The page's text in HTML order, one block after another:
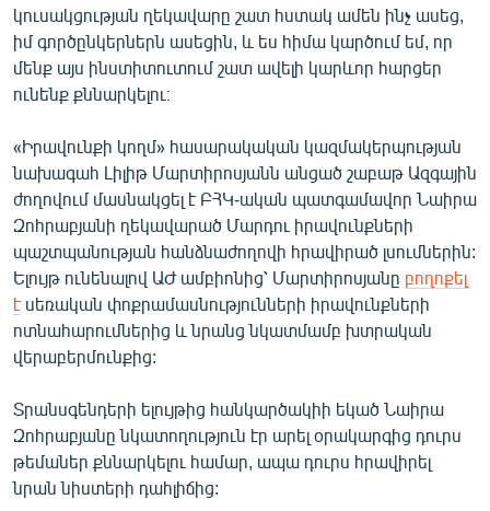
կուսակցության ղեկավարը շատ հստակ ամեն ինչ ասեց,
իմ գործընկերներն ասեցին, և ես հիմա կարծում եմ, որ
մենք այս ինստիտուտում շատ ավելի կարևոր հարցեր
ունենք քննարկելու։
«Իրավունքի կողմ» հասարակական կազմակերպության
նախագահ Լիլիթ Մարտիրոսյանն անցած շաբաթ Ազգային
ժողովում մասնակցել է ԲՀԿ-ական պատգամավոր Նաիրա
Զոհրաբյանի ղեկավարած Մարդու իրավունքների
պաշտպանության հանձնաժողովի հրավիրած լսումներին:
Ելույթ ունենալով ԱԺ ամբիոնից՝ Մարտիրոսյանը բողոքել
էսեռական փոքրամասնությունների իրավունքների
ոտնահարումներից և նրանց նկատմամբ խտրական
վերաբերմունքից:
Տրանսգենդերի ելույթից հանկարծակիի եկած Նաիրա
Զոհրաբյանը նկատողություն էր արել օրակարգից դուրս
թեմաներ քննարկելու համար, ապա դուրս հրավիրել
նրան նիստերի դահլիճից: